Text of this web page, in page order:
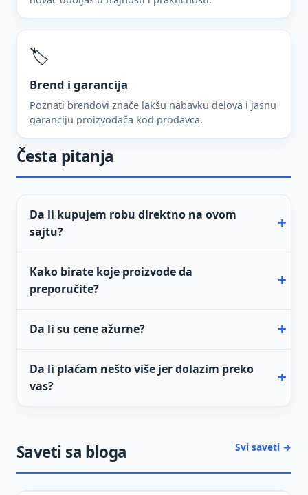
🏷️
Brend i garancija
Poznati brendovi znače lakšu nabavku delova i jasnu
garanciju proizvođača kod prodavca.
Česta pitanja
Da li kupujem robu direktno na ovom
sajtu?
Kako birate koje proizvode da
preporučite?
Da li su cene ažurne?
Da li plaćam nešto više jer dolazim preko
vas?
Saveti sa bloga Svi saveti →